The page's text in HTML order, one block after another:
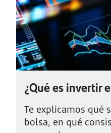
¿Qué es invertir
Te explicamos qué
bolsa, en qué